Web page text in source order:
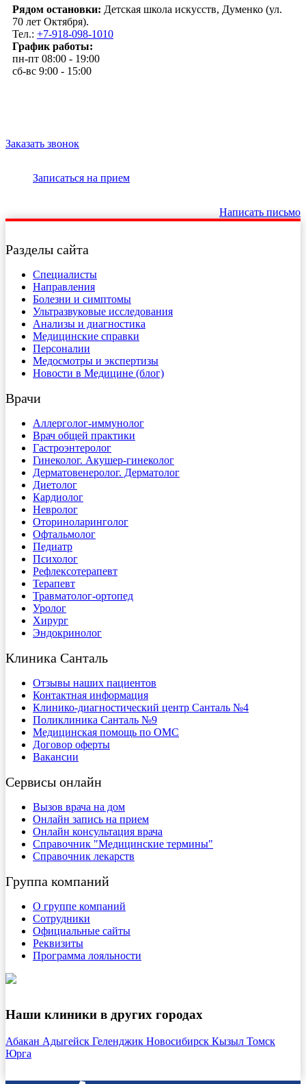
Рядом остановки: Детская школа искусств, Думенко (ул.
70 лет Октября).
Тел.: +7-918-098-1010
График работы:
пн-пт 08:00 - 19:00
сб-вс 9:00 - 15:00
Заказать звонок
Записаться на прием
Написать письмо
Разделы сайта
Специалисты
Направления
Болезни и симптомы
Ультразвуковые исследования
Анализы и диагностика
Медицинские справки
Персоналии
Медосмотры и экспертизы
Новости в Медицине (блог)
Врачи
Аллерголог-иммунолог
Врач общей практики
Гастроэнтеролог
Гинеколог. Акушер-гинеколог
Дерматовенеролог. Дерматолог
Диетолог
Кардиолог
Невролог
Оториноларинголог
Офтальмолог
Педиатр
Психолог
Рефлексотерапевт
Терапевт
Травматолог-ортопед
Уролог
Хирург
Эндокринолог
Клиника Санталь
Отзывы наших пациентов
Контактная информация
Клинико-диагностический центр Санталь №4
Поликлиника Санталь №9
Медицинская помощь по ОМС
Договор оферты
Вакансии
Сервисы онлайн
Вызов врача на дом
Онлайн запись на прием
Онлайн консультация врача
Справочник "Медицинские термины"
Справочник лекарств
Группа компаний
О группе компаний
Сотрудники
Официальные сайты
Реквизиты
Программа лояльности
Наши клиники в других городах
Абакан Адыгейск Геленджик Новосибирск Кызыл Томск
Юрга